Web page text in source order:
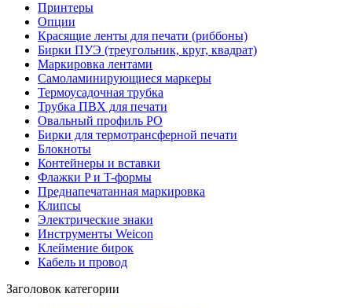
Принтеры
Опции
Красящие ленты для печати (риббоны)
Бирки ПУЭ (треугольник, круг, квадрат)
Маркировка лентами
Самоламинирующиеся маркеры
Термоусадочная трубка
Трубка ПВХ для печати
Овальный профиль PO
Бирки для термотрансферной печати
Блокноты
Контейнеры и вставки
Флажки P и T-формы
Преднапечатанная маркировка
Клипсы
Электрические знаки
Инструменты Weicon
Клеймение бирок
Кабель и провод
Заголовок категории